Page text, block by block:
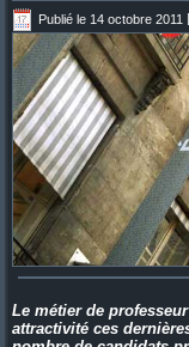
Publié le 14 octobre 2011
Le métier de
attractivité ces